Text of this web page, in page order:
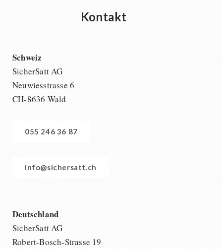
Kontakt
Schweiz
SicherSatt AG
Neuwiesstrasse 6
CH-8636 Wald
055 246 36 87
info@sichersatt.ch
Deutschland
SicherSatt AG
Robert-Bosch-Strasse 19